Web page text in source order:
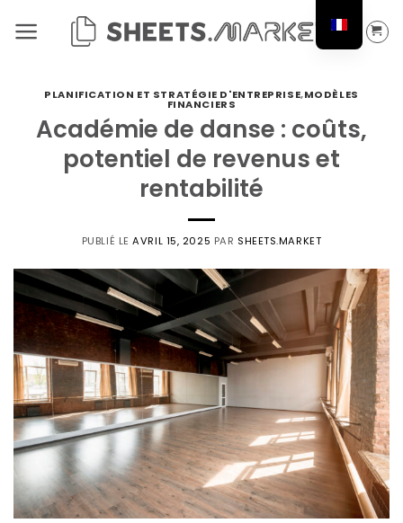
au
PLANIFICATION ET STRATÉGIE D'ENTREPRISE,MODÈLES
FINANCIERS
Académie de danse : coûts,
potentiel de revenus et
rentabilité
PUBLIÉ LEAVRIL 15, 2025 PAR SHEETS.MARKET